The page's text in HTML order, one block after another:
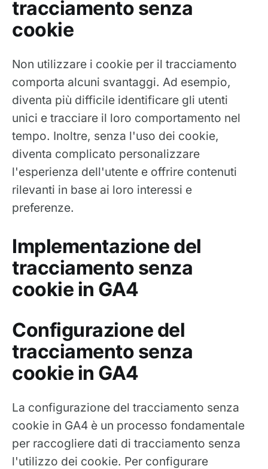
tracciamento senza
cookie
Non utilizzare i cookie per il tracciamento
comporta alcuni svantaggi. Ad esempio,
diventa più difficile identificare gli utenti
unici e tracciare il loro comportamento nel
tempo. Inoltre, senza l'uso dei cookie,
diventa complicato personalizzare
l'esperienza dell'utente e offrire contenuti
rilevanti in base ai loro interessi e
preferenze.
Implementazione del
tracciamento senza
cookie in GA4
Configurazione del
tracciamento senza
cookie in GA4
La configurazione del tracciamento senza
cookie in GA4 è un processo fondamentale
per raccogliere dati di tracciamento senza
l'utilizzo dei cookie. Per configurare